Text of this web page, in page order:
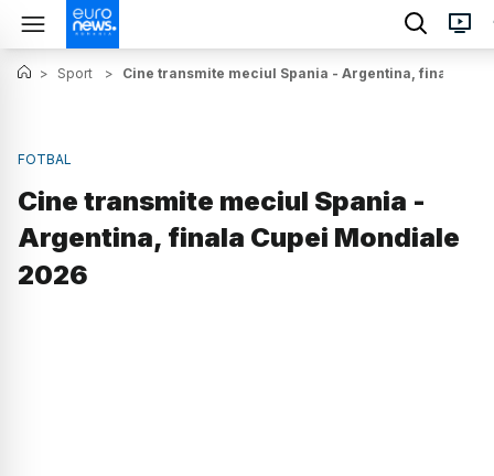
> Sport > Cine transmite meciul Spania - Argentina, finala
FOTBAL
Cine transmite meciul Spania -
Argentina, finala Cupei Mondiale
2026